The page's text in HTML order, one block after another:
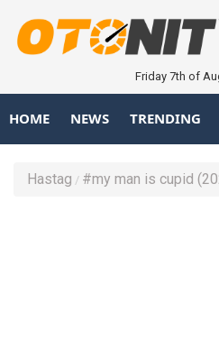
Friday 7th of
HOME NEWS TRENDING
Hastag #my man is cupid